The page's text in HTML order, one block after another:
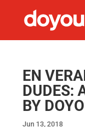
EN
DUDES:
BY
Jun 13, 2018